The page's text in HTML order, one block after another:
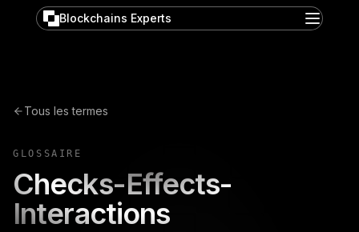
Blockchains Experts
Tous les termes
GLOSSAIRE
Checks-Effects-
Interactions